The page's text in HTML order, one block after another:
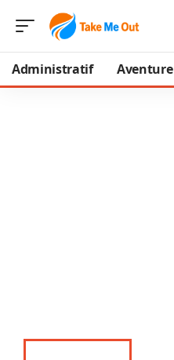
Administratif Aventure